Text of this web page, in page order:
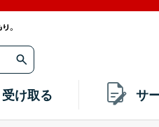
受け取る サ